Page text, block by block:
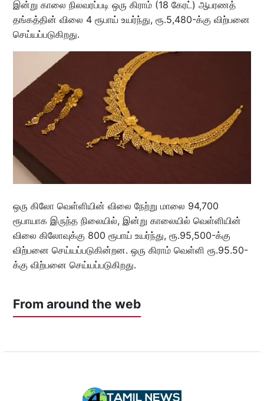
இன்று காலை நிலவரப்படி ஒரு கிராம் (18 கேரட்) ஆபரணத்
தங்கத்தின் விலை 4 ரூபாய் உயர்ந்து, ரூ.5,480-க்கு விற்பனை
செய்யப்படுகிறது.
ஒரு கிலோ வெள்ளியின் விலை நேற்று மாலை 94,700
ரூபாயாக இருந்த நிலையில், இன்று காலையில் வெள்ளியின்
விலை கிலோவுக்கு 800 ரூபாய் உயர்ந்து, ரூ.95,500-க்கு
விற்பனை செய்யப்படுகின்றன. ஒரு கிராம் வெள்ளி ரூ.95.50-
க்கு விற்பனை செய்யப்படுகிறது.
From around the web